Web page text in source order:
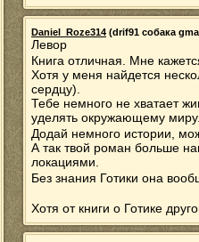
Daniel_Roze314 (drif91 собака
Левор
Книга отличная. Мне
Хотя у меня найдется
сердцу).
Тебе немного не хватает
уделять окружающему
Додай немного истории,
А так твой роман больше
локациями.
Без знания Готики она
Хотя от книги о Готике